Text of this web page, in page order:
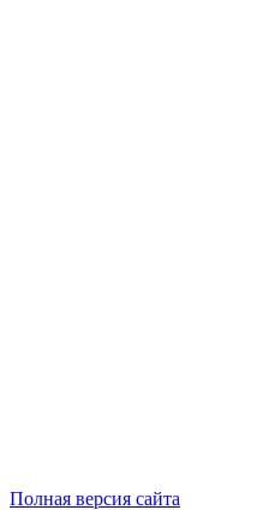
Полная версия сайта